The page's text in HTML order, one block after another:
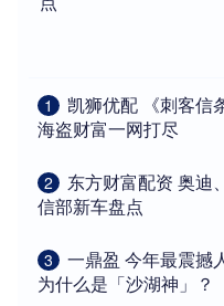
1
凯狮优配 《刺客信
海盗财富一网打尽
2
东方财富配资 奥迪
信部新车盘点
3
一鼎盈 今年最震撼
为什么是「沙湖神」？